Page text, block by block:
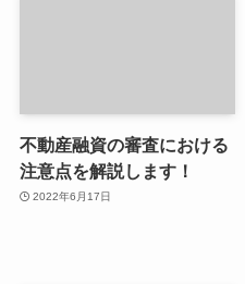
不動産融資の審査における
注意点を解説します！
2022年6月17日